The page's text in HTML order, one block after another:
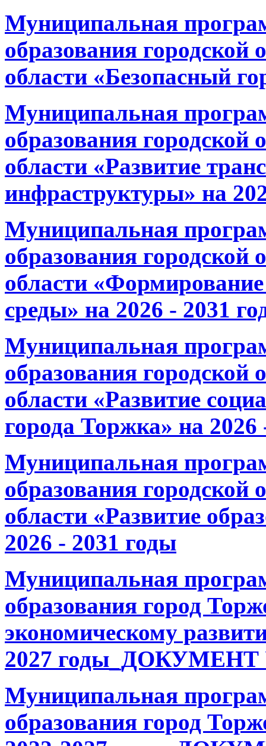
Муниципальная
образования городской
области «Безопасный
Муниципальная
образования городской
области «Развитие
инфраструктуры» на
Муниципальная
образования городской
области
среды» на 2026 - 2031
Муниципальная
образования городской
области «Развитие
города Торжка» на 2026
Муниципальная
образования городской
области «Развитие
2026 - 2031 годы
Муниципальная
образования город
экономическому
2027
Муниципальная
образования город